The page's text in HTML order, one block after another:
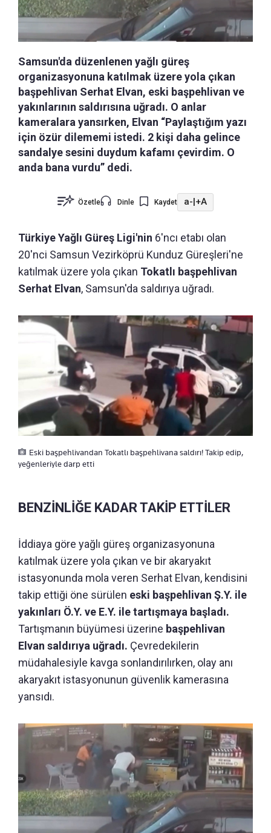
Samsun'da düzenlenen yağlı güreş
organizasyonuna katılmak üzere yola çıkan
başpehlivan Serhat Elvan, eski başpehlivan ve
yakınlarının saldırısına uğradı. O anlar
kameralara yansırken, Elvan “Paylaştığım yazı
için özür dilememi istedi. 2 kişi daha gelince
sandalye sesini duydum kafamı çevirdim. O
anda bana vurdu” dedi.
Özetle Dinle Kaydet a- +A
Türkiye Yağlı Güreş Ligi'nin 6'ncı etabı olan
20'nci Samsun Vezirköprü Kunduz Güreşleri'ne
katılmak üzere yola çıkan Tokatlı başpehlivan
Serhat Elvan, Samsun'da saldırıya uğradı.
Eski başpehlivandan Tokatlı başpehlivana saldırı! Takip edip,
yeğenleriyle darp etti
BENZİNLİĞE KADAR TAKİP ETTİLER
İddiaya göre yağlı güreş organizasyonuna
katılmak üzere yola çıkan ve bir akaryakıt
istasyonunda mola veren Serhat Elvan, kendisini
takip ettiği öne sürülen eski başpehlivan Ş.Y. ile
yakınları Ö.Y. ve E.Y. ile tartışmaya başladı.
Tartışmanın büyümesi üzerine başpehlivan
Elvan saldırıya uğradı. Çevredekilerin
müdahalesiyle kavga sonlandırılırken, olay anı
akaryakıt istasyonunun güvenlik kamerasına
yansıdı.